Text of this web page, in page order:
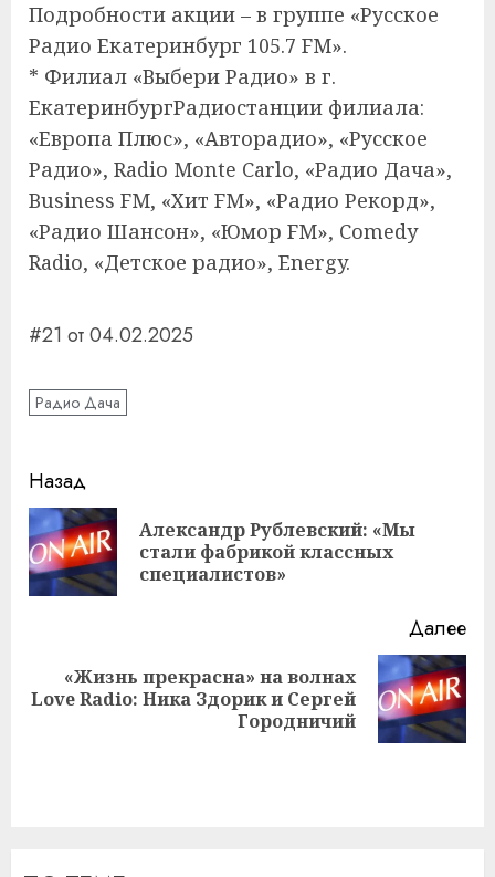
Подробности акции – в группе «Русское
Радио Екатеринбург 105.7 FM».
* Филиал «Выбери Радио» в г.
ЕкатеринбургРадиостанции филиала:
«Европа Плюс», «Авторадио», «Русское
Радио», Radio Monte Carlo, «Радио Дача»,
Business FM, «Хит FM», «Радио Рекорд»,
«Радио Шансон», «Юмор FM», Comedy
Radio, «Детское радио», Energy.
#21 от 04.02.2025
Радио Дача
Навигация
записи
Назад
Александр Рублевский: «Мы
стали фабрикой классных
специалистов»
Далее
Следующая
«Жизнь прекрасна» на волнах
Love Radio: Ника Здорик и Сергей
Городничий